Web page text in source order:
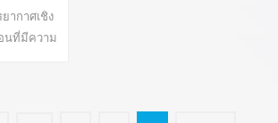
เป็นมิตร
อ-60อี
ากาศเชิง
นที่มีความ